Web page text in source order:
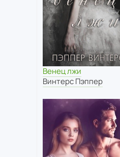
Венец лжи
Винтерс Пэппер